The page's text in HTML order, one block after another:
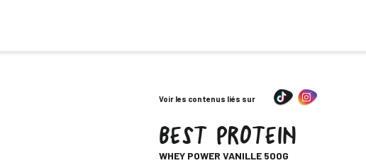
Voir les contenus liés sur
BEST PROTEIN
WHEY POWER VANILLE 500G